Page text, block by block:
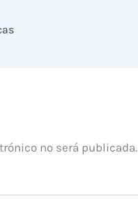
no será publicada.